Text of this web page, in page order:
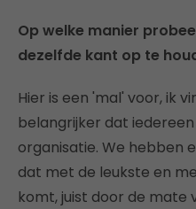
Op welke manier
dezelfde kant op te
Hier is een 'mal' voor, ik
belangrijker dat
organisatie. We hebben
dat met de leukste en
komt, juist door de mate